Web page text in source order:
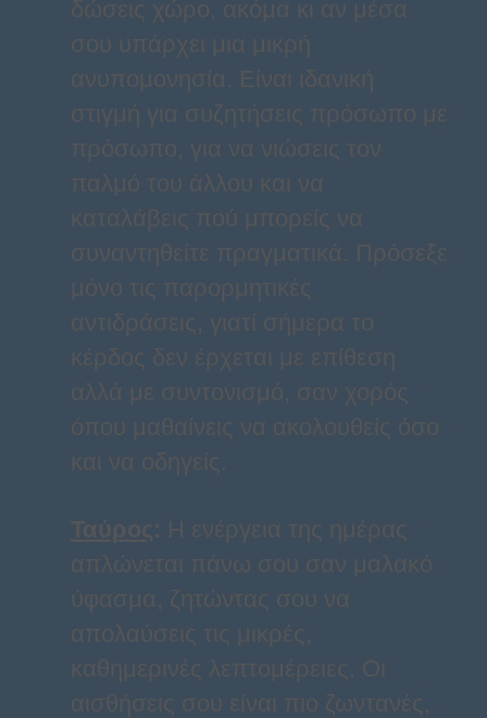
δώσεις χώρο, ακόμα κι αν μέσα
σου υπάρχει μια μικρή
ανυπομονησία. Είναι ιδανική
στιγμή για συζητήσεις πρόσωπο με
πρόσωπο, για να νιώσεις τον
παλμό του άλλου και να
καταλάβεις πού μπορείς να
συναντηθείτε πραγματικά. Πρόσεξε
μόνο τις παρορμητικές
αντιδράσεις, γιατί σήμερα το
κέρδος δεν έρχεται με επίθεση
αλλά με συντονισμό, σαν χορός
όπου μαθαίνεις να ακολουθείς όσο
και να οδηγείς.
Ταύρος: Η ενέργεια της ημέρας
απλώνεται πάνω σου σαν μαλακό
ύφασμα, ζητώντας σου να
απολαύσεις τις μικρές,
καθημερινές λεπτομέρειες. Οι
αισθήσεις σου είναι πιο ζωντανές,